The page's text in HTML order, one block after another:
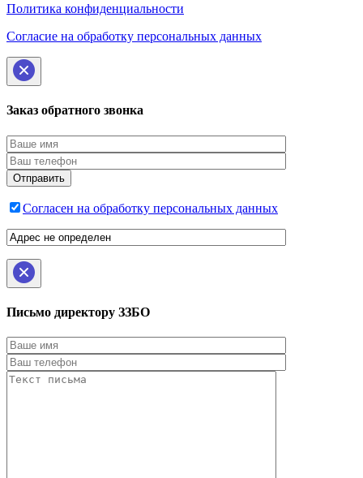
Политика конфиденциальности
Согласие на обработку персональных данных
Заказ обратного звонка
Согласен на обработку персональных данных
Письмо директору ЗЗБО